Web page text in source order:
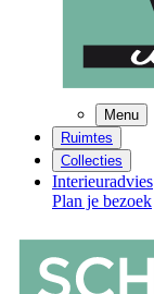
Menu
Ruimtes
Collecties
Interieuradvies
Plan je bezoek